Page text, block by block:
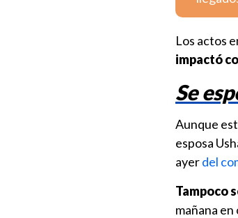
Los actos
impactó
Se
Aunque
esposa
ayerdel
Tampoco
mañana